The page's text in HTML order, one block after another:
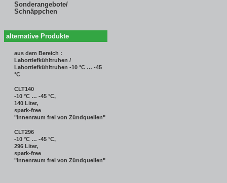
Sonderangebote/
Schnäppchen
alternative Produkte
aus dem Bereich :
Labortiefkühltruhen /
Labortiefkühltruhen -10 °C … -45
°C
CLT140
-10 °C … -45 °C,
140 Liter,
spark-free
"Innenraum frei von Zündquellen"
CLT296
-10 °C … -45 °C,
296 Liter,
spark-free
"Innenraum frei von Zündquellen"